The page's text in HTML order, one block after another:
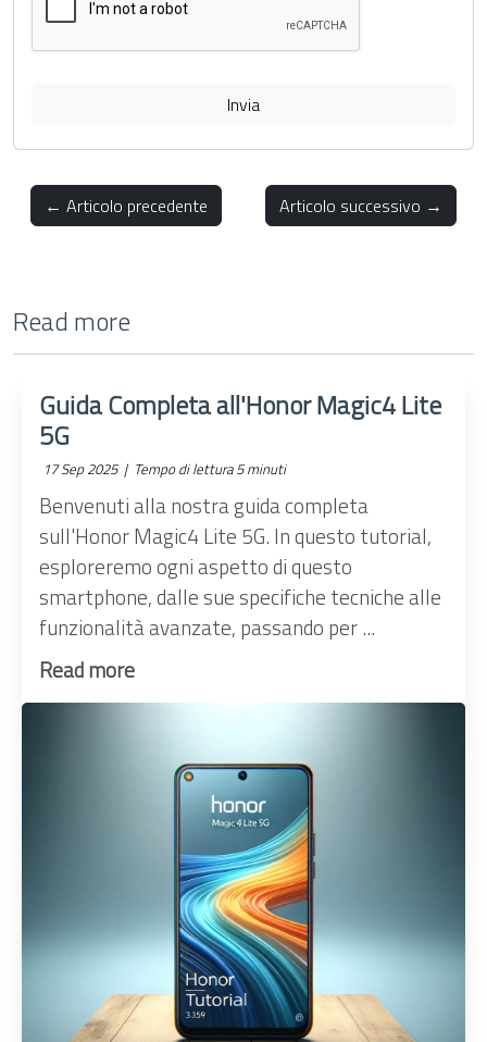
Invia
← Articolo precedente Articolo successivo →
Read more
Guida Completa all'Honor Magic4 Lite
5G
17 Sep 2025 | Tempo di lettura 5 minuti
Benvenuti alla nostra guida completa
sull'Honor Magic4 Lite 5G. In questo tutorial,
esploreremo ogni aspetto di questo
smartphone, dalle sue specifiche tecniche alle
funzionalità avanzate, passando per ...
Read more